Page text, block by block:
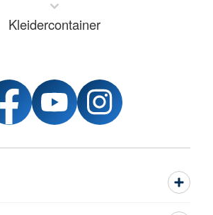
Kleidercontainer